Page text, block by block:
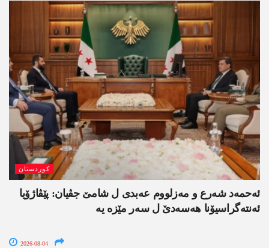
کوردستان
ئەحمەد شەرع و مەزلووم عەبدی ل شامێ جڤیان: پێڤاژۆیا
ئەنتەگراسیۆنا ھەسەدێ ل سەر مێزە یە
2026-08-04